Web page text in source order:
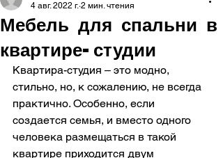
Мебель для спальни в
квартире-студии
4 авг. 2022 г. 2 мин. чтения
Квартира-студия – это модно,
стильно, но, к сожалению, не всегда
практично. Особенно, если
создается семья, и вместо одного
человека размещаться в такой
квартире приходится двум